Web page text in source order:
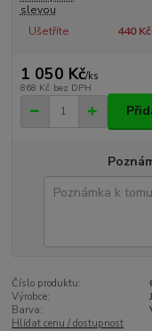
slevou
Ušetříte 440
1 050 Kč/ks
868 Kč bez DPH
Číslo produktu:
Výrobce:
Barva:
Hlídat cenu / dostupnost